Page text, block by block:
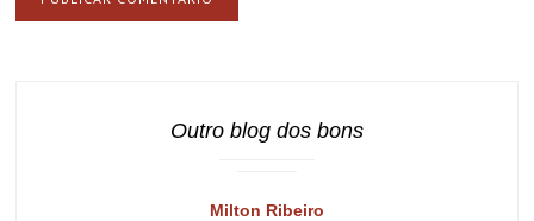
Outro blog dos bons
Milton Ribeiro